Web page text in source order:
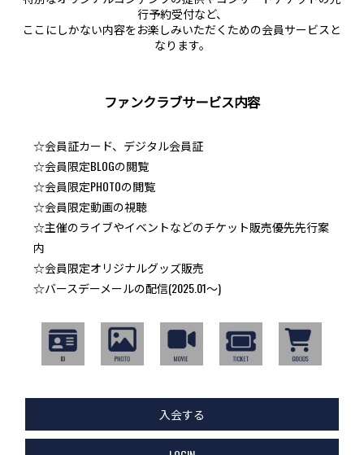
行予約受付など、
ここにしかない内容をお楽しみいただくための会員サービスと
なります。
ファンクラブサービス内容
☆会員証カード、デジタル会員証
☆会員限定BLOGの閲覧
☆会員限定PHOTOの閲覧
☆会員限定動画の視聴
☆主催のライブやイベントなどのチケット販売優先先行案
内
☆会員限定オリジナルグッズ販売
☆バースデーメールの配信(2025.01～)
入会する